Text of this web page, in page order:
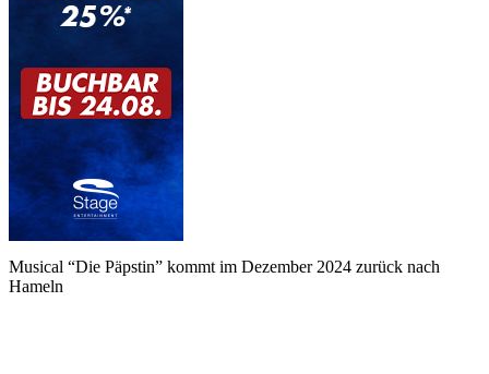
Musical “Die Päpstin” kommt im Dezember 2024 zurück nach
Hameln